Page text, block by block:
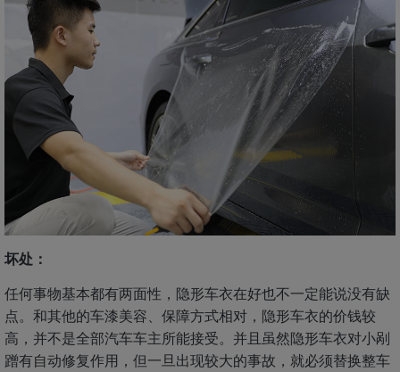
坏处：
任何事物基本都有两面性，隐形车衣在好也不一定能说没有缺
点。和其他的车漆美容、保障方式相对，隐形车衣的价钱较
高，并不是全部汽车车主所能接受。并且虽然隐形车衣对小剐
蹭有自动修复作用，但一旦出现较大的事故，就必须替换整车